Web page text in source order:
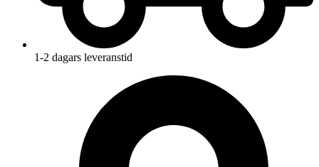
1-2 dagars leveranstid